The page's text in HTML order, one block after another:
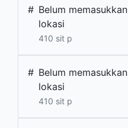
# Belum memasukkan
lokasi
410 sit p
# Belum memasukkan
lokasi
410 sit p